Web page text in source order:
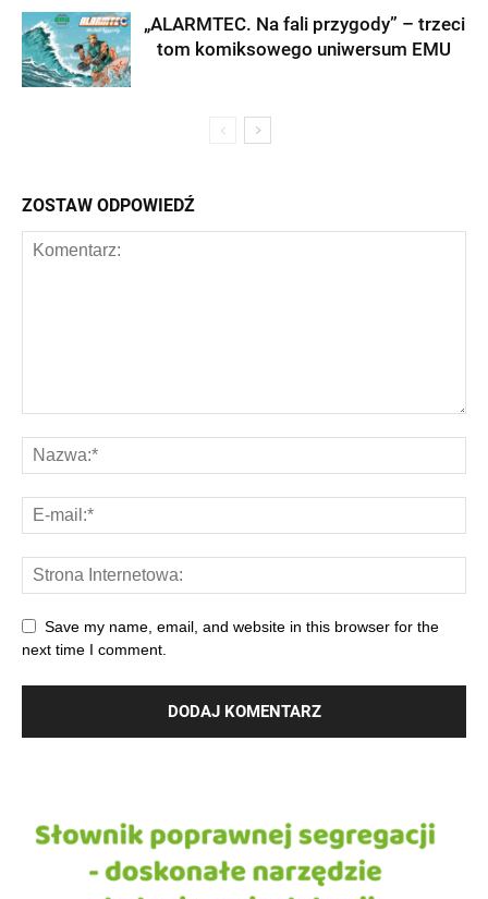
„ALARMTEC. Na fali przygody” – trzeci
tom komiksowego uniwersum EMU
ZOSTAW ODPOWIEDŹ
Save my name, email, and website in this browser for the
next time I comment.